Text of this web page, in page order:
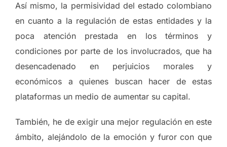
Así mismo, la permisividad del estado colombiano
en cuanto a la regulación de estas entidades y la
poca atención prestada en los términos y
condiciones por parte de los involucrados, que ha
desencadenado en perjuicios morales y
económicos a quienes buscan hacer de estas
plataformas un medio de aumentar su capital.
También, he de exigir una mejor regulación en este
ámbito, alejándolo de la emoción y furor con que